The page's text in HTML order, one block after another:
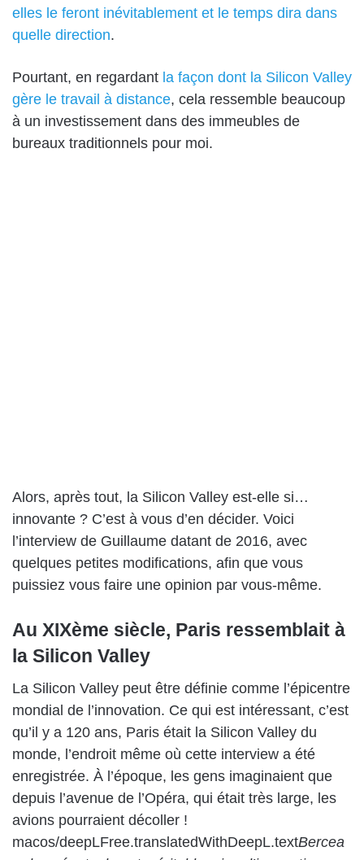
elles le feront inévitablement et le temps dira dans
quelle direction.
Pourtant, en regardant la façon dont la Silicon Valley
gère le travail à distance, cela ressemble beaucoup
à un investissement dans des immeubles de
bureaux traditionnels pour moi.
Alors, après tout, la Silicon Valley est-elle si…
innovante ? C’est à vous d’en décider. Voici
l’interview de Guillaume datant de 2016, avec
quelques petites modifications, afin que vous
puissiez vous faire une opinion par vous-même.
Au XIXème siècle, Paris ressemblait à
la Silicon Valley
La Silicon Valley peut être définie comme l’épicentre
mondial de l’innovation. Ce qui est intéressant, c’est
qu’il y a 120 ans, Paris était la Silicon Valley du
monde, l’endroit même où cette interview a été
enregistrée. À l’époque, les gens imaginaient que
depuis l’avenue de l’Opéra, qui était très large, les
avions pourraient décoller !
macos/deepLFree.translatedWithDeepL.textBercea